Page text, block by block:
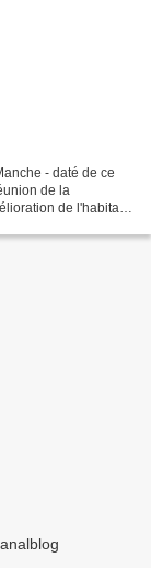
- daté de ce
de la
de l'habitat,